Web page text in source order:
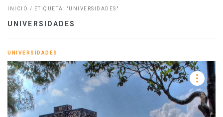
INICIO / ETIQUETA: "UNIVERSIDADES"
UNIVERSIDADES
UNIVERSIDADES